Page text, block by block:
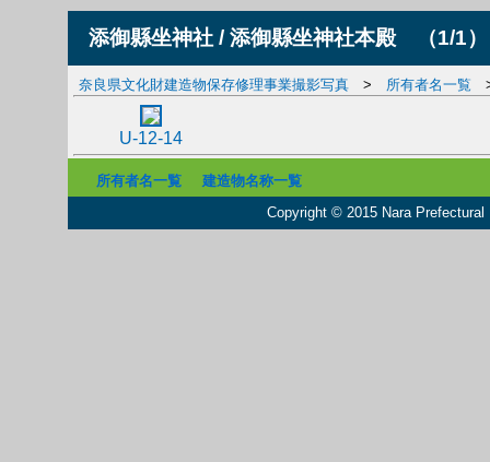
添御縣坐神社 / 添御縣坐神社本殿 （1/1）
奈良県文化財建造物保存修理事業撮影写真 > 所有者名一覧
U-12-14
所有者名一覧
建造物名称一覧
Copyright © 2015 Nara